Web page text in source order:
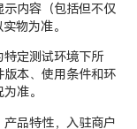
内容（包括但不仅
物为准。
特定测试环境下所
本、使用条件和环
准。
品特性，入驻商户